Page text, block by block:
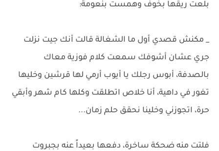
بلعت ريقها بخوف وهمست بنعومة:
_ مكنش قصدي أول ما الشغالة قالت أنك جيت نزلت
جري عشان أشوفك سمعت كلام فوزية معاك
بالصدفة، أبوس رجلك يا أيوب أرمي لها قرشين وخليها
تغور في داهية، أنا خلاص اتطلقت وكلها كام شهر وأبقي
حرة، اتجوزني وخلينا نحقق حلم زمان...
فلتت منه ضحكة ساخرة، دفعها بعيداً عنه بجبروت